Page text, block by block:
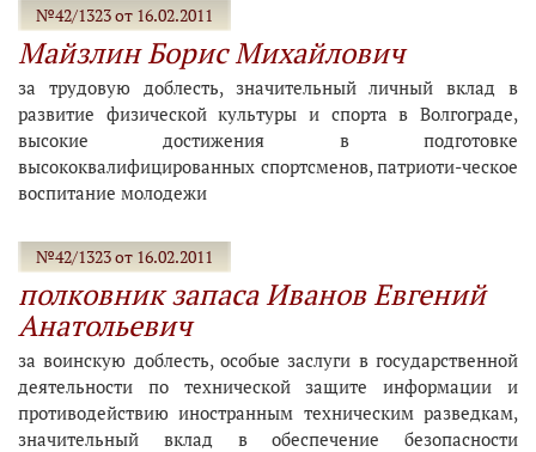
№42/1323 от 16.02.2011
Майзлин Борис Михайлович
за трудовую доблесть, значительный личный вклад в
развитие физической культуры и спорта в Волгограде,
высокие достижения в подготовке
высококвалифицированных спортсменов, патриоти-ческое
воспитание молодежи
№42/1323 от 16.02.2011
полковник запаса Иванов Евгений
Анатольевич
за воинскую доблесть, особые заслуги в государственной
деятельности по технической защите информации и
противодействию иностранным техническим разведкам,
значительный вклад в обеспечение безопасности